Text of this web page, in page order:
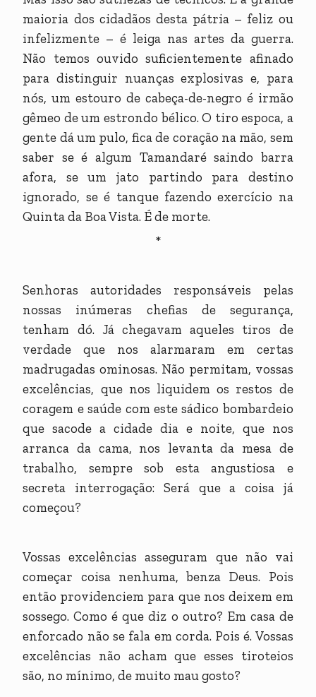
maioria dos cidadãos desta pátria – feliz ou
infelizmente – é leiga nas artes da guerra.
Não temos ouvido suficientemente afinado
para distinguir nuanças explosivas e, para
nós, um estouro de cabeça-de-negro é irmão
gêmeo de um estrondo bélico. O tiro espoca, a
gente dá um pulo, fica de coração na mão, sem
saber se é algum Tamandaré saindo barra
afora, se um jato partindo para destino
ignorado, se é tanque fazendo exercício na
Quinta da Boa Vista. É de morte.
*
Senhoras autoridades responsáveis pelas
nossas inúmeras chefias de segurança,
tenham dó. Já chegavam aqueles tiros de
verdade que nos alarmaram em certas
madrugadas ominosas. Não permitam, vossas
excelências, que nos liquidem os restos de
coragem e saúde com este sádico bombardeio
que sacode a cidade dia e noite, que nos
arranca da cama, nos levanta da mesa de
trabalho, sempre sob esta angustiosa e
secreta interrogação: Será que a coisa já
começou?
Vossas excelências asseguram que não vai
começar coisa nenhuma, benza Deus. Pois
então providenciem para que nos deixem em
sossego. Como é que diz o outro? Em casa de
enforcado não se fala em corda. Pois é. Vossas
excelências não acham que esses tiroteios
são, no mínimo, de muito mau gosto?